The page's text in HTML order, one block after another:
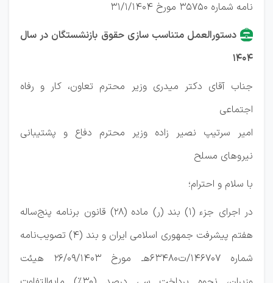
نامه شماره 35750 مورخ 31/1/1404
دستورالعمل متناسب سازی حقوق بازنشستگان در سال
1404
جناب آقای دکتر میدری وزیر محترم تعاون، کار و رفاه
اجتماعی
امیر سرتیپ نصیر زاده وزیر محترم دفاع و پشتیبانی
نیروهای مسلح
با سلام و احترام؛
در اجرای جزء (1) بند (ر) ماده (28) قانون برنامه پنج‌ساله
هفتم پیشرفت جمهوری اسلامی ایران و بند (4) تصویب‌نامه
شماره 146707/ت63480هـ مورخ 26/09/1403 هیئت